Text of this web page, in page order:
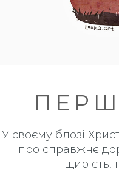
У своєму блозі
про справжнє
щирість,